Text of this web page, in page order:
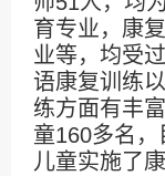
育专业，康
业等，均受
语康复训练
练方面有丰
童160多名
儿童实施了